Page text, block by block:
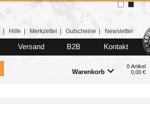
Hilfe Merkzettel Gutscheine Newsletter
Versand B2B Kontakt
Warenkorb
0 Artikel
0,00 €